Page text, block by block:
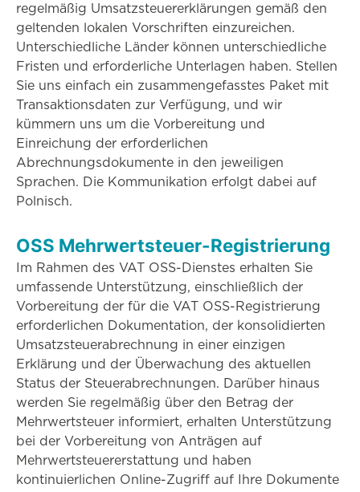
regelmäßig Umsatzsteuererklärungen gemäß den
geltenden lokalen Vorschriften einzureichen.
Unterschiedliche Länder können unterschiedliche
Fristen und erforderliche Unterlagen haben. Stellen
Sie uns einfach ein zusammengefasstes Paket mit
Transaktionsdaten zur Verfügung, und wir
kümmern uns um die Vorbereitung und
Einreichung der erforderlichen
Abrechnungsdokumente in den jeweiligen
Sprachen. Die Kommunikation erfolgt dabei auf
Polnisch.
OSS Mehrwertsteuer-Registrierung
Im Rahmen des VAT OSS-Dienstes erhalten Sie
umfassende Unterstützung, einschließlich der
Vorbereitung der für die VAT OSS-Registrierung
erforderlichen Dokumentation, der konsolidierten
Umsatzsteuerabrechnung in einer einzigen
Erklärung und der Überwachung des aktuellen
Status der Steuerabrechnungen. Darüber hinaus
werden Sie regelmäßig über den Betrag der
Mehrwertsteuer informiert, erhalten Unterstützung
bei der Vorbereitung von Anträgen auf
Mehrwertsteuererstattung und haben
kontinuierlichen Online-Zugriff auf Ihre Dokumente